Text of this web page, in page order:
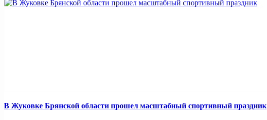
В Жуковке Брянской области прошел масштабный спортивный праздник